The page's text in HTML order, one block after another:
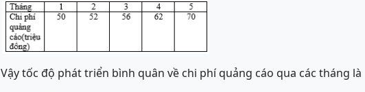
Vậy tốc độ phát triển bình quân về chi phí quảng cáo qua các tháng là